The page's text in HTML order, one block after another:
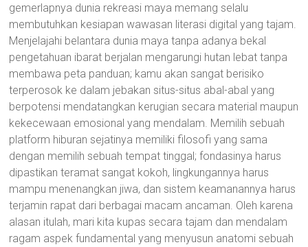
gemerlapnya dunia rekreasi maya memang selalu
membutuhkan kesiapan wawasan literasi digital yang tajam.
Menjelajahi belantara dunia maya tanpa adanya bekal
pengetahuan ibarat berjalan mengarungi hutan lebat tanpa
membawa peta panduan; kamu akan sangat berisiko
terperosok ke dalam jebakan situs-situs abal-abal yang
berpotensi mendatangkan kerugian secara material maupun
kekecewaan emosional yang mendalam. Memilih sebuah
platform hiburan sejatinya memiliki filosofi yang sama
dengan memilih sebuah tempat tinggal; fondasinya harus
dipastikan teramat sangat kokoh, lingkungannya harus
mampu menenangkan jiwa, dan sistem keamanannya harus
terjamin rapat dari berbagai macam ancaman. Oleh karena
alasan itulah, mari kita kupas secara tajam dan mendalam
ragam aspek fundamental yang menyusun anatomi sebuah